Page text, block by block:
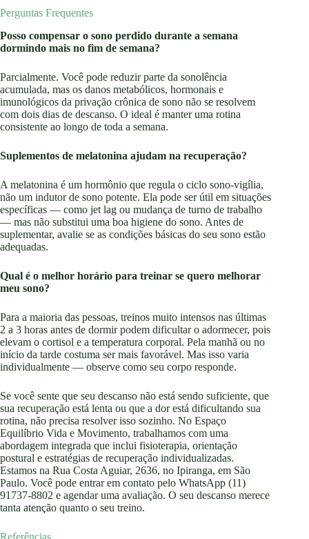
Perguntas Frequentes
Posso compensar o sono perdido durante a semana
dormindo mais no fim de semana?
Parcialmente. Você pode reduzir parte da sonolência
acumulada, mas os danos metabólicos, hormonais e
imunológicos da privação crônica de sono não se resolvem
com dois dias de descanso. O ideal é manter uma rotina
consistente ao longo de toda a semana.
Suplementos de melatonina ajudam na recuperação?
A melatonina é um hormônio que regula o ciclo sono-vigília,
não um indutor de sono potente. Ela pode ser útil em situações
específicas — como jet lag ou mudança de turno de trabalho
— mas não substitui uma boa higiene do sono. Antes de
suplementar, avalie se as condições básicas do seu sono estão
adequadas.
Qual é o melhor horário para treinar se quero melhorar
meu sono?
Para a maioria das pessoas, treinos muito intensos nas últimas
2 a 3 horas antes de dormir podem dificultar o adormecer, pois
elevam o cortisol e a temperatura corporal. Pela manhã ou no
início da tarde costuma ser mais favorável. Mas isso varia
individualmente — observe como seu corpo responde.
Se você sente que seu descanso não está sendo suficiente, que
sua recuperação está lenta ou que a dor está dificultando sua
rotina, não precisa resolver isso sozinho. No Espaço
Equilíbrio Vida e Movimento, trabalhamos com uma
abordagem integrada que inclui fisioterapia, orientação
postural e estratégias de recuperação individualizadas.
Estamos na Rua Costa Aguiar, 2636, no Ipiranga, em São
Paulo. Você pode entrar em contato pelo WhatsApp (11)
91737-8802 e agendar uma avaliação. O seu descanso merece
tanta atenção quanto o seu treino.
Referências